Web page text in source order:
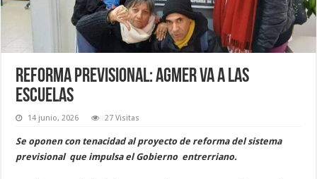
Reforma previsional: Agmer va a las
escuelas
14 junio, 2026 27 Visitas
Se oponen con tenacidad al proyecto de reforma del sistema
previsional que impulsa el Gobierno entrerriano.